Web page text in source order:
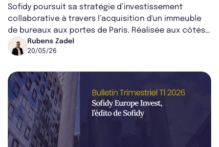
Sofidy poursuit sa stratégie d’investissement
collaborative à travers l’acquisition d'un immeuble
de bureaux aux portes de Paris. Réalisée aux côtés
de Batipart Europe, cette opéra...
Rubens Zadel
20/05/26